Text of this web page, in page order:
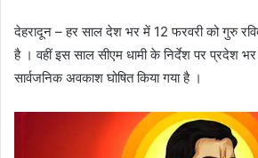
देहरादून – हर साल देश भर में 12 फरवरी को गुरु
है । वहीं इस साल सीएम धामी के निर्देश पर प्रदेश
सार्वजनिक अवकाश घोषित किया गया है ।